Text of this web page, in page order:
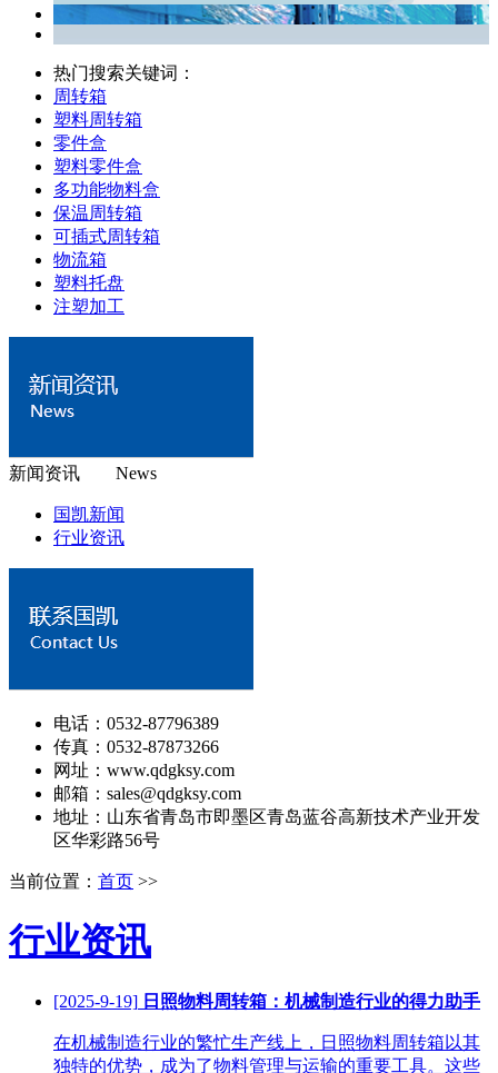
热门搜索关键词：
周转箱
塑料周转箱
零件盒
塑料零件盒
多功能物料盒
保温周转箱
可插式周转箱
物流箱
塑料托盘
注塑加工
新闻资讯 News
国凯新闻
行业资讯
电话：0532-87796389
传真：0532-87873266
网址：www.qdgksy.com
邮箱：sales@qdgksy.com
地址：山东省青岛市即墨区青岛蓝谷高新技术产业开发
区华彩路56号
当前位置： 首页 >>
行业资讯
[2025-9-19] 日照物料周转箱：机械制造行业的得力助手
在机械制造行业的繁忙生产线上，日照物料周转箱以其
独特的优势，成为了物料管理与运输的重要工具。这些